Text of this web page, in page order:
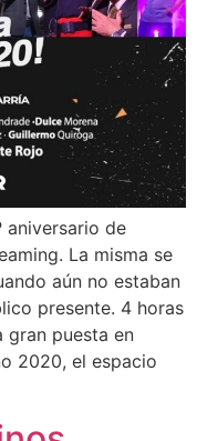
aniversario de
La misma se
aún no estaban
presente. 4 horas
gran puesta en
2020, el espacio